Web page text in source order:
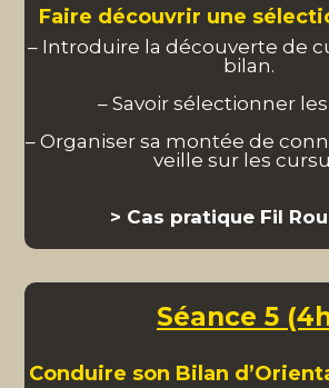
Faire découvrir une
– Introduire la découverte de
bilan.
– Savoir sélectionner
– Organiser sa montée de
veille sur les
> Cas pratique Fil
Séance 5
Conduire son Bilan